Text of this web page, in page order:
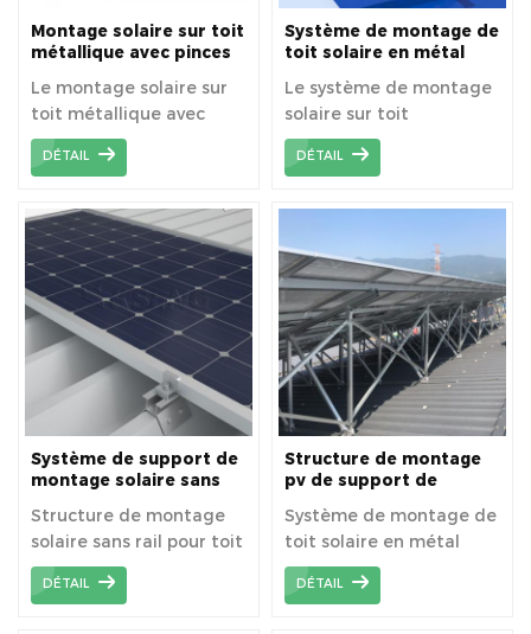
Montage solaire sur toit
métallique avec pinces
Le montage solaire sur
toit métallique avec
pinces convient aux toits
métalliques à joints
DÉTAIL
Système de montage de
toit solaire en métal
Le système de montage
solaire sur toit
métallique avec pinces
solaires convient aux
DÉTAIL
Système de support de
montage solaire sans
Structure de montage
solaire sans rail pour toit
métallique, très peu de
composants, facile à
DÉTAIL
Structure de montage
pv de support de
en métal coréen
Système de montage de
toit solaire en métal
personnalisé, le client
coréen doit concevoir la
DÉTAIL